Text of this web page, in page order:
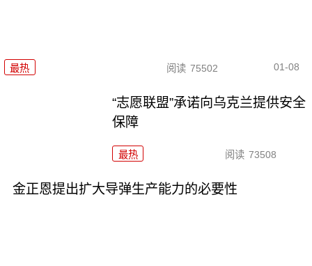
最热 阅读 75502 01-08
“志愿联盟”承诺向乌克兰提供安全
保障
最热 阅读 73508
金正恩提出扩大导弹生产能力的必要性